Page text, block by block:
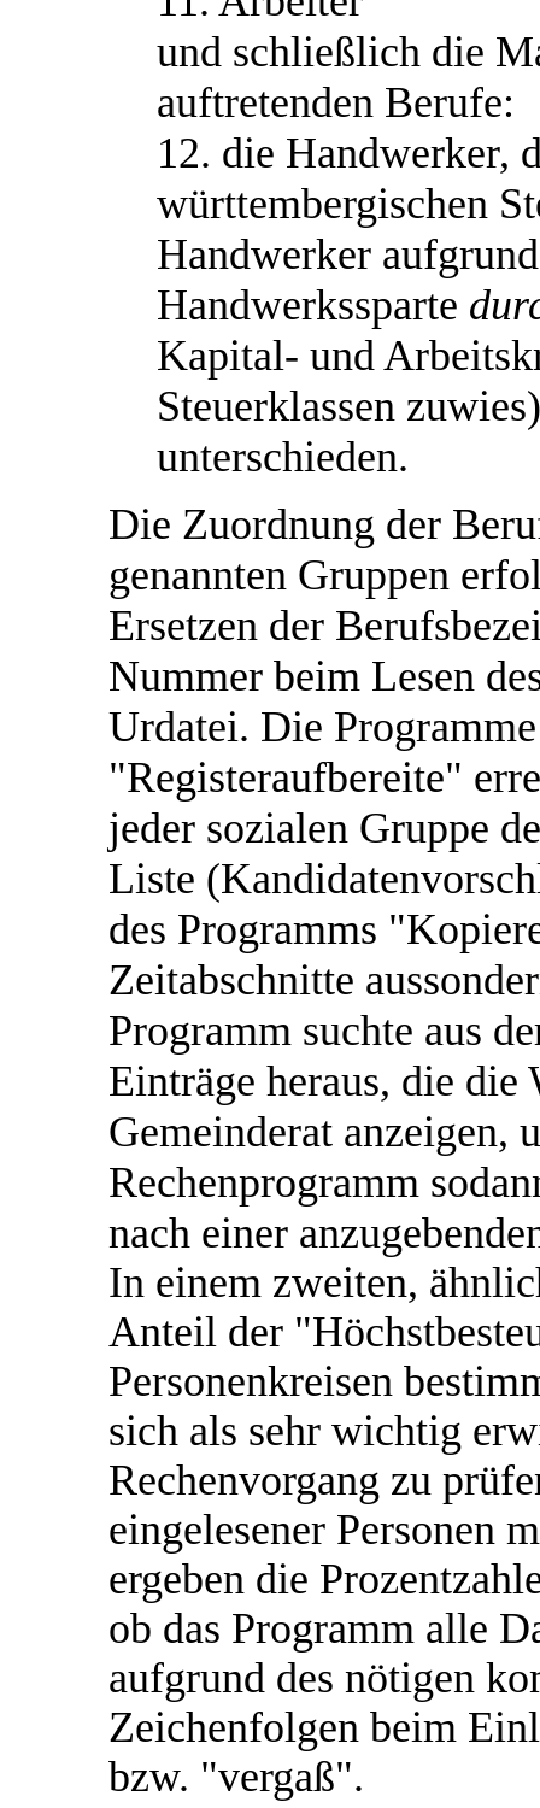
und schließlich die
auftretenden Berufe:
12. die Handwerker,
württembergischen
Handwerker
Handwerkssparte
Kapital- und
Steuerklassen
unterschieden.
Die Zuordnung der
genannten Gruppen
Ersetzen der
Nummer beim Lesen
Urdatei. Die
"Registeraufbereite"
jeder sozialen Gruppe
Liste
des Programms
Zeitabschnitte
Programm suchte aus
Einträge heraus, die die
Gemeinderat anzeigen,
Rechenprogramm
nach einer
In einem zweiten,
Anteil der
Personenkreisen
sich als sehr wichtig
Rechenvorgang zu
eingelesener Personen
ergeben die
ob das Programm alle
aufgrund des nötigen
Zeichenfolgen beim
bzw. "vergaß".